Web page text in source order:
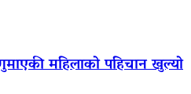
महिलाको पहिचान खुल्यो